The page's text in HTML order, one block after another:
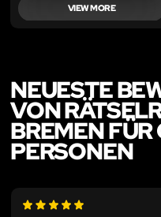
VIEW MORE
NEUESTE
VON
BREMEN FÜR
PERSONEN